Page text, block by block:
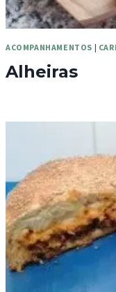
ACOMPANHAMENTOS |
Alheiras